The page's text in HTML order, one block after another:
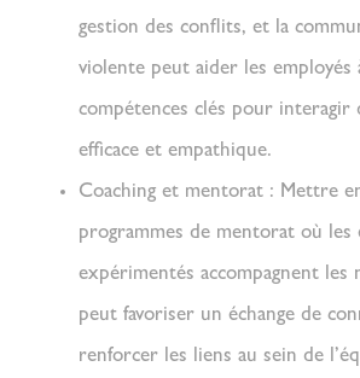
gestion des conflits, et la
violente peut aider les employés
compétences clés pour interagir
efficace et empathique.
Coaching et mentorat : Mettre
programmes de mentorat où les
expérimentés accompagnent les
peut favoriser un échange de
renforcer les liens au sein de